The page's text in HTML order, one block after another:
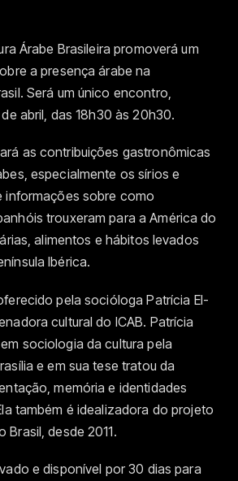
Árabe Brasileira promoverá um
a presença árabe na
Será um único encontro,
abril, das 18h30 às 20h30.
as contribuições gastronômicas
especialmente os sírios e
informações sobre como
trouxeram para a América do
alimentos e hábitos levados
Ibérica.
pela socióloga Patrícia El-
cultural do ICAB. Patrícia
sociologia da cultura pela
e em sua tese tratou da
memória e identidades
também é idealizadora do projeto
Brasil, desde 2011.
e disponível por 30 dias para